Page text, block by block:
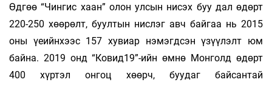
Өдгөө “Чингис хаан” олон улсын нисэх буу дал өдөрт
220-250 хөөрөлт, буултын нислэг авч байгаа нь 2015
оны үеийнхээс 157 хувиар нэмэгдсэн үзүүлэлт юм
байна. 2019 онд “Ковид19”-ийн өмнө Монголд өдөрт
400 хүртэл онгоц хөөрч, буудаг байсантай